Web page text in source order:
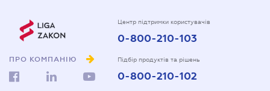
ПРО КОМПАНІЮ
Центр підтримки користувачів
0-800-210-103
Підбір продуктів та рішень
0-800-210-102